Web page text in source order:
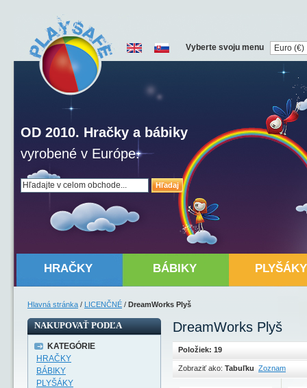
Hľadaj
OD 2010. Hračky a bábiky
vyrobené v Európe.
Vyberte svoju menu
HRAČKY BÁBIKY PLYŠÁKY
Hlavná stránka / LICENČNÉ / DreamWorks Plyš
DreamWorks Plyš
Položiek: 19
Zobraziť ako: Tabuľku Zoznam
NAKUPOVAŤ PODĽA
KATEGÓRIE
HRAČKY
BÁBIKY
PLYŠÁKY